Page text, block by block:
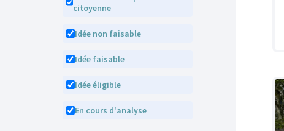
citoyenne
Idée non faisable
Idée faisable
Idée éligible
En cours d'analyse